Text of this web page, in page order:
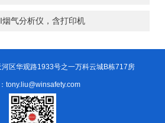
气分析仪，含打印机
区华观路1933号之一万科云城B栋717房
tony.liu@winsafety.com